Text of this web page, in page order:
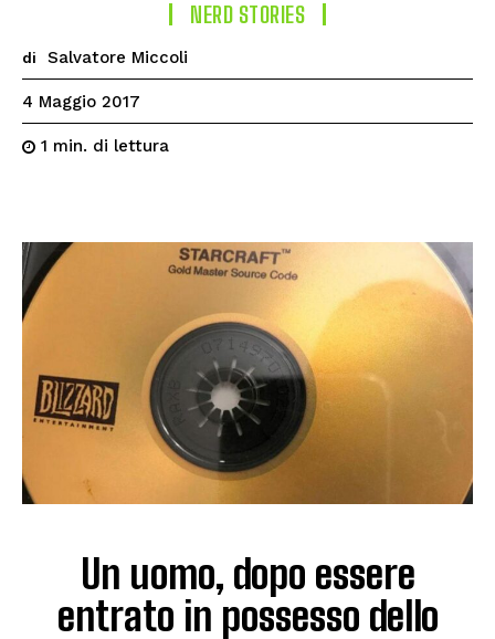
NERD STORIES
di Salvatore Miccoli
4 Maggio 2017
1 min. di lettura
Un uomo, dopo essere
entrato in possesso dello